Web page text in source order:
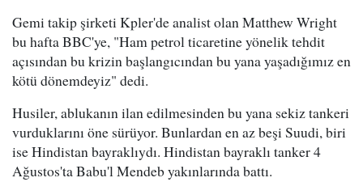
Gemi takip şirketi Kpler'de analist olan Matthew Wright
bu hafta BBC'ye, "Ham petrol ticaretine yönelik tehdit
açısından bu krizin başlangıcından bu yana yaşadığımız en
kötü dönemdeyiz" dedi.
Husiler, ablukanın ilan edilmesinden bu yana sekiz tankeri
vurduklarını öne sürüyor. Bunlardan en az beşi Suudi, biri
ise Hindistan bayraklıydı. Hindistan bayraklı tanker 4
Ağustos'ta Babu'l Mendeb yakınlarında battı.